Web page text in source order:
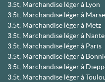
3.5t, Marchandise léger à Lyon
3.5t, Marchandise léger à
3.5t, Marchandise léger à Metz
3.5t, Marchandise léger à
3.5t, Marchandise léger à Paris
3.5t, Marchandise léger à
3.5t, Marchandise léger à
3.5t, Marchandise léger à